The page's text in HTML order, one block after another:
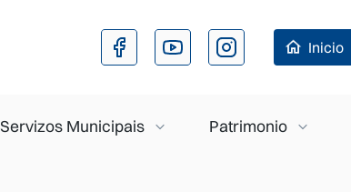
Inicio
Servizos Municipais Patrimonio